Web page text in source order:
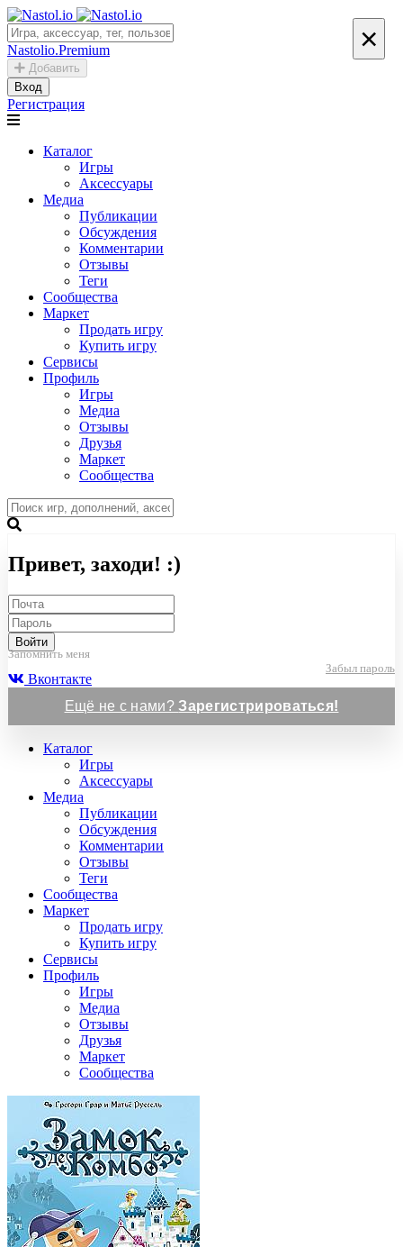
Nastolio.Premium
Добавить
Вход
Регистрация
Каталог
Игры
Аксессуары
Медиа
Публикации
Обсуждения
Комментарии
Отзывы
Теги
Сообщества
Маркет
Продать игру
Купить игру
Сервисы
Профиль
Игры
Медиа
Отзывы
Друзья
Маркет
Сообщества
×
Привет, заходи! :)
Войти
Запомнить меня
Забыл пароль
Вконтакте
Ещё не с нами?Зарегистрироваться!
Каталог
Игры
Аксессуары
Медиа
Публикации
Обсуждения
Комментарии
Отзывы
Теги
Сообщества
Маркет
Продать игру
Купить игру
Сервисы
Профиль
Игры
Медиа
Отзывы
Друзья
Маркет
Сообщества